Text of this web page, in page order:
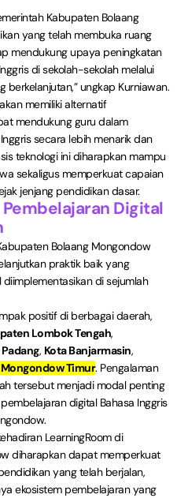
Kabupaten Bolaang
yang telah membuka ruang
mendukung upaya peningkatan
di sekolah-sekolah melalui
ungkap Kurniawan.
memiliki alternatif
mendukung guru dalam
secara lebih menarik dan
teknologi ini diharapkan mampu
sekaligus memperkuat capaian
jenjang pendidikan dasar.
Digital
Bolaang Mongondow
praktik baik yang
di sejumlah
positif di berbagai daerah,
Lombok Tengah,
, Kota Banjarmasin,
Timur. Pengalaman
tersebut menjadi modal penting
digital Bahasa Inggris
LearningRoom di
diharapkan dapat memperkuat
yang telah berjalan,
ekosistem pembelajaran yang